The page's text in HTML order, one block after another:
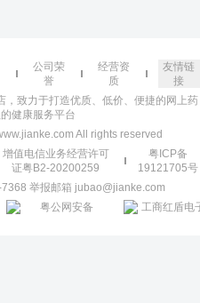
公司荣
誉
经营资
质
友情链
接
致力于打造优质、低价、便捷的网上药
健康服务平台
All rights reserved
增值电信业务经营许可
证粤B2-20200259
粤ICP备
19121705号
举报邮箱 jubao@jianke.com